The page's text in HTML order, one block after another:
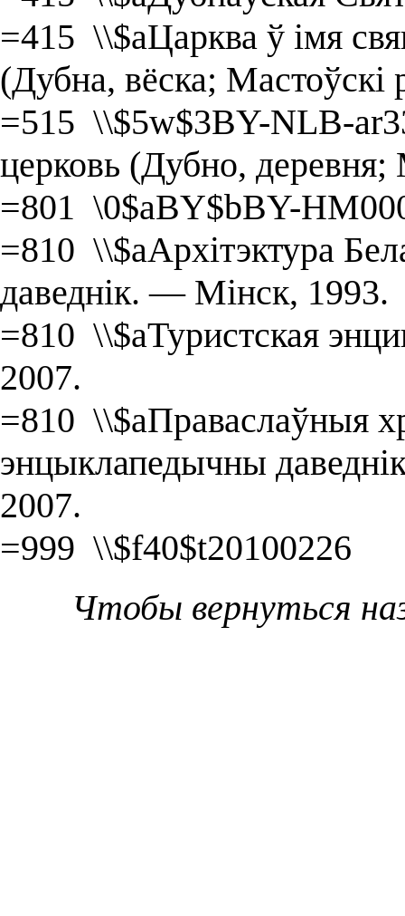
=415 \\$aЦарква ў імя
(Дубна, вёска; Мастоўскі
=515 \\$5w$3BY-NLB-
церковь (Дубно,
=801 \0$aBY$bBY-
=810 \\$aАрхітэктура
даведнік. — Мінск, 1993.
=810 \\$aТуристская
2007.
=810 \\$aПраваслаўныя
энцыклапедычны
2007.
=999 \\$f40$t20100226
Чтобы вернуться